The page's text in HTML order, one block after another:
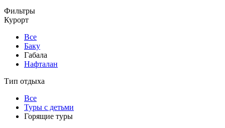
Фильтры
Курорт
Все
Баку
Габала
Нафталан
Тип отдыха
Все
Туры с детьми
Горящие туры